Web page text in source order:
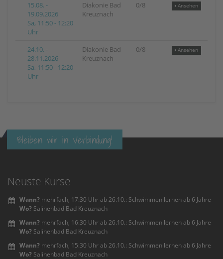
15.08. -
19.09.2026
Sa, 11:50 - 12:20
Uhr
Diakonie Bad
Kreuznach
0/8 Ansehen
24.10. -
28.11.2026
Sa, 11:50 - 12:20
Uhr
Diakonie Bad
Kreuznach
0/8 Ansehen
Bleiben wir in Verbindung!
Neuste Kurse
Wann? mehrfach, 17:30 Uhr ab 26.10.: Schwimmen lernen ab 6 Jahre
Wo? Salinenbad Bad Kreuznach
Wann? mehrfach, 16:30 Uhr ab 26.10.: Schwimmen lernen ab 6 Jahre
Wo? Salinenbad Bad Kreuznach
Wann? mehrfach, 15:30 Uhr ab 26.10.: Schwimmen lernen ab 6 Jahre
Wo? Salinenbad Bad Kreuznach